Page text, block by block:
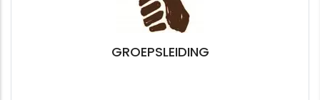
GROEPSLEIDING